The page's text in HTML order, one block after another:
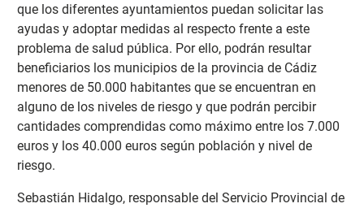
que los diferentes ayuntamientos puedan solicitar las
ayudas y adoptar medidas al respecto frente a este
problema de salud pública. Por ello, podrán resultar
beneficiarios los municipios de la provincia de Cádiz
menores de 50.000 habitantes que se encuentran en
alguno de los niveles de riesgo y que podrán percibir
cantidades comprendidas como máximo entre los 7.000
euros y los 40.000 euros según población y nivel de
riesgo.
Sebastián Hidalgo, responsable del Servicio Provincial de